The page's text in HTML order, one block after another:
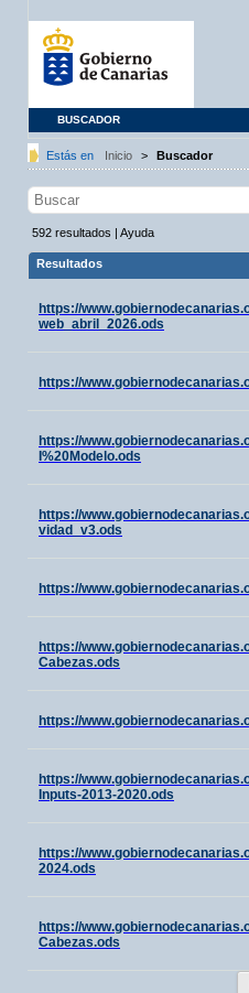
BUSCADOR
Estás en Inicio > Buscador
592 resultados | Ayuda
Resultados
https://
web_abril_2026.ods
https://
https://
I%20Modelo.ods
https://
vidad_v3.ods
https://
https://
Cabezas.ods
https://
https://
Inputs-2013-2020.ods
https://
2024.ods
https://
Cabezas.ods